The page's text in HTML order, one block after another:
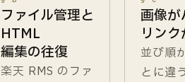
ファイル管理と
HTML
編集の往復
楽天 RMS のファ
画像
リン
並び順
とに違